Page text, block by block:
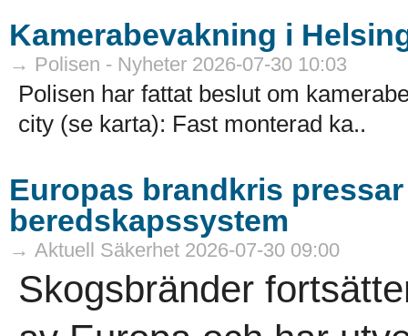
Kamerabevakning i
→ Polisen - Nyheter 2026-07-30 10:03
Polisen har fattat beslut om
city (se karta): Fast monterad ka..
Europas brandkris
beredskapssystem
→ Aktuell Säkerhet 2026-07-30 09:00
Skogsbränder